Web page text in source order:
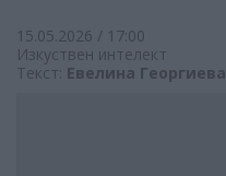
15.05.2026 / 17:00
Изкуствен интелект
Текст: Евелина Георгиева